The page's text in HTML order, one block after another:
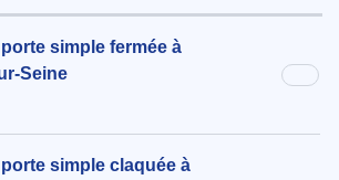
simple fermée à
Seine
simple claquée à